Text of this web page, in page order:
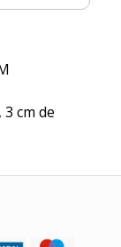
cm de